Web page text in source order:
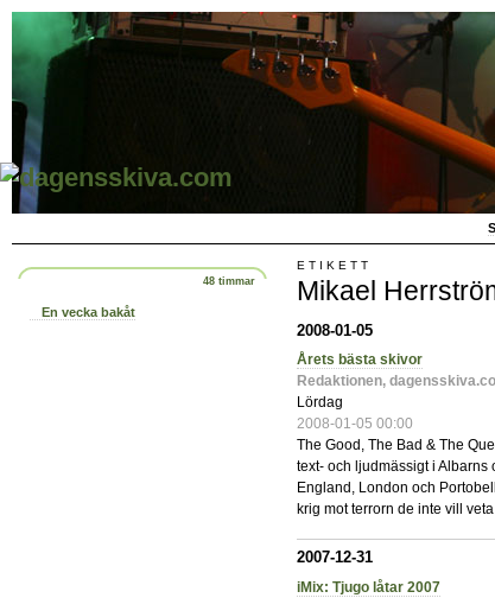
48 timmar
En vecka bakåt
ETIKETT
Mikael
2008-01-05
Årets bästa skivor
Redaktionen,
Lördag
2008-01-05 00:00
The Good, The Bad & The
text- och ljudmässigt i
England, London och
krig mot terrorn de inte vill
2007-12-31
iMix: Tjugo låtar 2007